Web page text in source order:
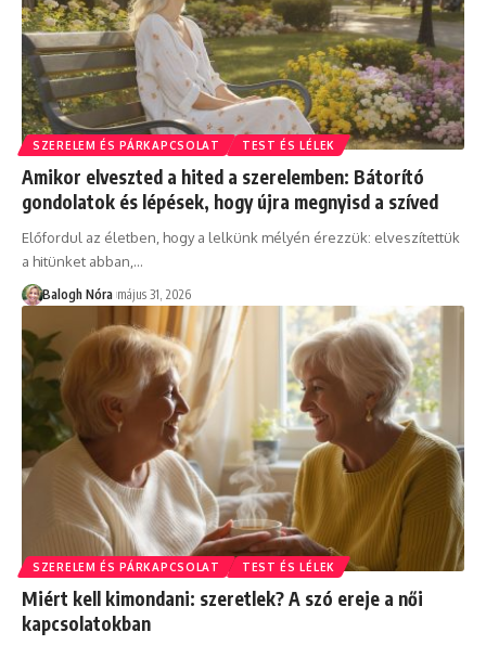
SZERELEM ÉS PÁRKAPCSOLAT TEST ÉS LÉLEK
Amikor elveszted a hited a szerelemben: Bátorító
gondolatok és lépések, hogy újra megnyisd a szíved
Előfordul az életben, hogy a lelkünk mélyén érezzük: elveszítettük
a hitünket abban, …
Balogh Nóra május 31, 2026
SZERELEM ÉS PÁRKAPCSOLAT TEST ÉS LÉLEK
Miért kell kimondani: szeretlek? A szó ereje a női
kapcsolatokban